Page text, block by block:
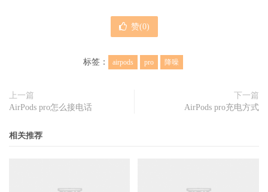
赞(0)
标签： airpods pro 降噪
上一篇
AirPods pro怎么接电话
下一篇
AirPods pro充电方式
相关推荐